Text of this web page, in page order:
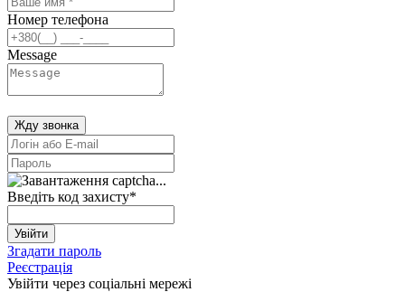
Номер телефона
Message
Жду звонка
Введіть код захисту*
Увійти
Згадати пароль
Реєстрація
Увійти через соціальні мережі